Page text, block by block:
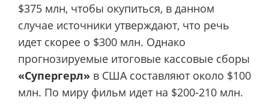
$375 млн, чтобы окупиться, в данном
случае источники утверждают, что речь
идет скорее о $300 млн. Однако
прогнозируемые итоговые кассовые сборы
«Супергерл» в США составляют около $100
млн. По миру фильм идет на $200-210 млн.